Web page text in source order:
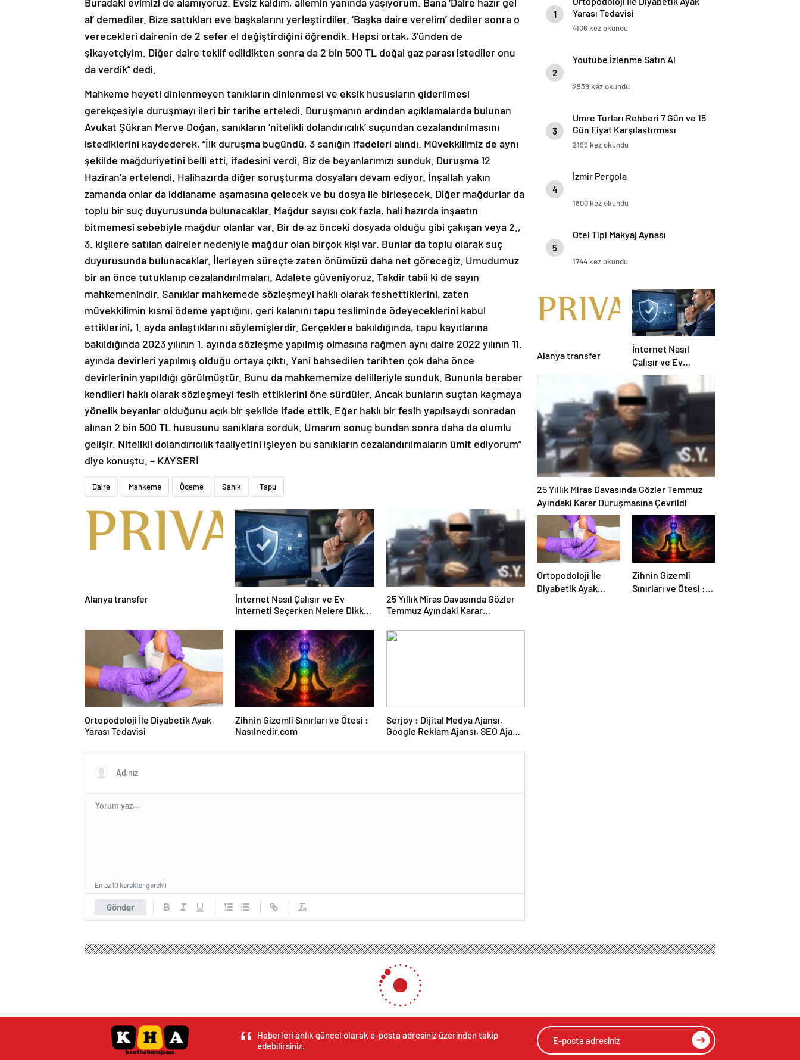
al’ demediler. Bize sattıkları eve başkalarını yerleştirdiler. ‘Başka daire verelim’ dediler sonra o
verecekleri dairenin de 2 sefer el değiştirdiğini öğrendik. Hepsi ortak, 3’ünden de
şikayetçiyim. Diğer daire teklif edildikten sonra da 2 bin 500 TL doğal gaz parası istediler onu
da verdik” dedi.
Mahkeme heyeti dinlenmeyen tanıkların dinlenmesi ve eksik hususların giderilmesi
gerekçesiyle duruşmayı ileri bir tarihe erteledi. Duruşmanın ardından açıklamalarda bulunan
Avukat Şükran Merve Doğan, sanıkların ‘nitelikli dolandırıcılık’ suçundan cezalandırılmasını
istediklerini kaydederek, “İlk duruşma bugündü, 3 sanığın ifadeleri alındı. Müvekkilimiz de aynı
şekilde mağduriyetini belli etti, ifadesini verdi. Biz de beyanlarımızı sunduk. Duruşma 12
Haziran’a ertelendi. Halihazırda diğer soruşturma dosyaları devam ediyor. İnşallah yakın
zamanda onlar da iddianame aşamasına gelecek ve bu dosya ile birleşecek. Diğer mağdurlar da
toplu bir suç duyurusunda bulunacaklar. Mağdur sayısı çok fazla, hali hazırda inşaatın
bitmemesi sebebiyle mağdur olanlar var. Bir de az önceki dosyada olduğu gibi çakışan veya 2.,
3. kişilere satılan daireler nedeniyle mağdur olan birçok kişi var. Bunlar da toplu olarak suç
duyurusunda bulunacaklar. İlerleyen süreçte zaten önümüzü daha net göreceğiz. Umudumuz
bir an önce tutuklanıp cezalandırılmaları. Adalete güveniyoruz. Takdir tabii ki de sayın
mahkemenindir. Sanıklar mahkemede sözleşmeyi haklı olarak feshettiklerini, zaten
müvekkilimin kısmi ödeme yaptığını, geri kalanını tapu tesliminde ödeyeceklerini kabul
ettiklerini, 1. ayda anlaştıklarını söylemişlerdir. Gerçeklere bakıldığında, tapu kayıtlarına
bakıldığında 2023 yılının 1. ayında sözleşme yapılmış olmasına rağmen aynı daire 2022 yılının 11.
ayında devirleri yapılmış olduğu ortaya çıktı. Yani bahsedilen tarihten çok daha önce
devirlerinin yapıldığı görülmüştür. Bunu da mahkememize delilleriyle sunduk. Bununla beraber
kendileri haklı olarak sözleşmeyi fesih ettiklerini öne sürdüler. Ancak bunların suçtan kaçmaya
yönelik beyanlar olduğunu açık bir şekilde ifade ettik. Eğer haklı bir fesih yapılsaydı sonradan
alınan 2 bin 500 TL hususunu sanıklara sorduk. Umarım sonuç bundan sonra daha da olumlu
gelişir. Nitelikli dolandırıcılık faaliyetini işleyen bu sanıkların cezalandırılmaların ümit ediyorum”
diye konuştu. – KAYSERİ
Daire Mahkeme Ödeme Sanık Tapu
Alanya transfer
İnternet Nasıl Çalışır ve Ev
Interneti Seçerken Nelere Dikkat
25 Yıllık Miras Davasında Gözler
Temmuz Ayındaki Karar
Ortopodoloji İle Diyabetik Ayak
Yarası Tedavisi
Zihnin Gizemli Sınırları ve Ötesi :
Nasılnedir.com
Serjoy : Dijital Medya Ajansı,
Google Reklam Ajansı, SEO Ajansı
Gönder
En az 10 karakter gerekli
1
Yarası Tedavisi
4106 kez okundu
2
Youtube İzlenme Satın Al
2939 kez okundu
3
Umre Turları Rehberi 7 Gün ve 15
Gün Fiyat Karşılaştırması
2199 kez okundu
4
İzmir Pergola
1800 kez okundu
5
Otel Tipi Makyaj Aynası
1744 kez okundu
Alanya transfer
İnternet Nasıl
Çalışır ve Ev
Interneti Seçerken
Nelere Dikkat
Etmelisiniz
25 Yıllık Miras Davasında Gözler Temmuz
Ayındaki Karar Duruşmasına Çevrildi
Ortopodoloji İle
Diyabetik Ayak
Zihnin Gizemli
Sınırları ve Ötesi :
Haberleri anlık güncel olarak e-posta adresiniz üzerinden takip
edebilirsiniz.